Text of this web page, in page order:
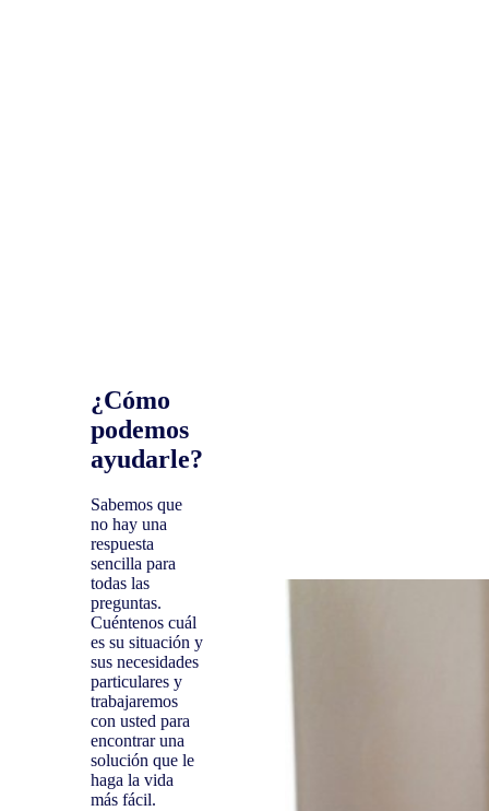
¿Cómo
podemos
ayudarle?
Sabemos que
no hay una
respuesta
sencilla para
todas las
preguntas.
Cuéntenos cuál
es su situación y
sus necesidades
particulares y
trabajaremos
con usted para
encontrar una
solución que le
haga la vida
más fácil.